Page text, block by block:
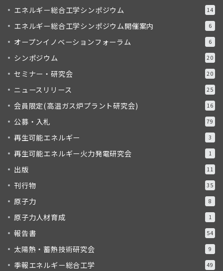
エネルギー総合工学シンポジウム 14
エネルギー総合工学シンポジウム開催案内 6
オープンイノベーションフォーラム 6
シンポジウム 20
セミナー・研究会 20
ニュースリリース 25
会員限定(高温ガス炉プラント研究会) 16
公募・入札 79
再生可能エネルギー 3
再生可能エネルギー火力発電研究会 1
出版 11
刊行物 35
原子力 8
原子力人材育成 1
報告書 54
太陽熱・蓄熱技術研究会 9
季報エネルギー総合工学 49